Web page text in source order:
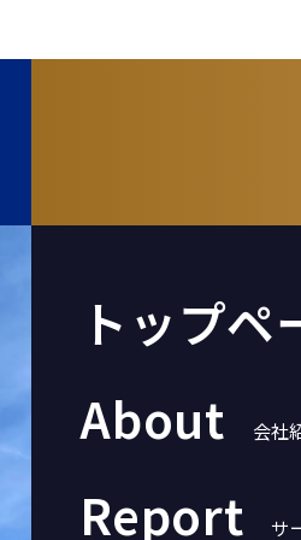
トップペ
About
会社
Report サ